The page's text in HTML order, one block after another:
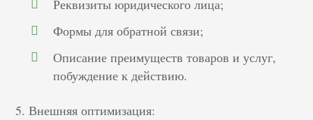
Реквизиты юридического лица;
Формы для обратной связи;
Описание преимуществ товаров и услуг,
побуждение к действию.
5. Внешняя оптимизация: